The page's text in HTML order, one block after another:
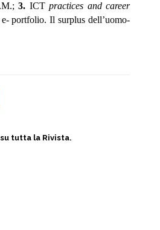
3. ICTpractices and career
portfolio. Il surplus dell’uomo-
su tutta la Rivista.